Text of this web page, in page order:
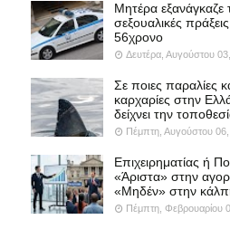
Μητέρα εξανάγκαζε
σεξουαλικές
56χρονο
Δευτέρα, Αυγούστου
Σε ποιες παραλίες
καρχαρίες στην
δείχνει την
Πέμπτη, Αυγούστου
Επιχειρηματίας ή
«Άριστα» στην
«Μηδέν» στην
Πέμπτη, Φεβρουαρίου